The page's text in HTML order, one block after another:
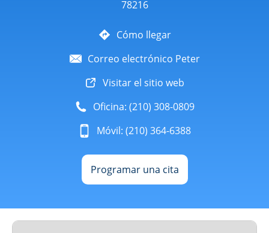
78216
Cómo llegar
Correo electrónico Peter
Visitar el sitio web
Oficina: (210) 308-0809
Móvil: (210) 364-6388
Programar una cita